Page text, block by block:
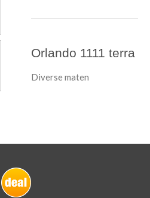
Orlando 1111 terra
Diverse maten